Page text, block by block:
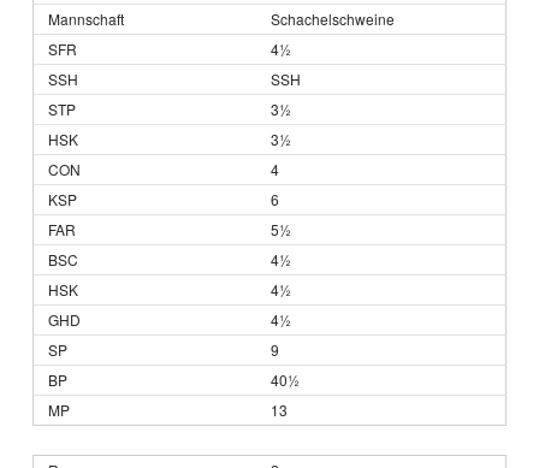
Schachelschweine
4½
SSH
3½
3½
4
6
5½
4½
4½
4½
9
40½
13